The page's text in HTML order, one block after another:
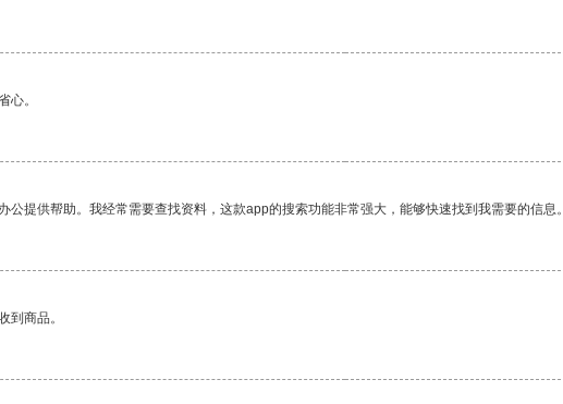
心。
提供帮助。我经常需要查找资料，这款app的搜索功能非常强大，能够快速找到我需要的信息。
到商品。